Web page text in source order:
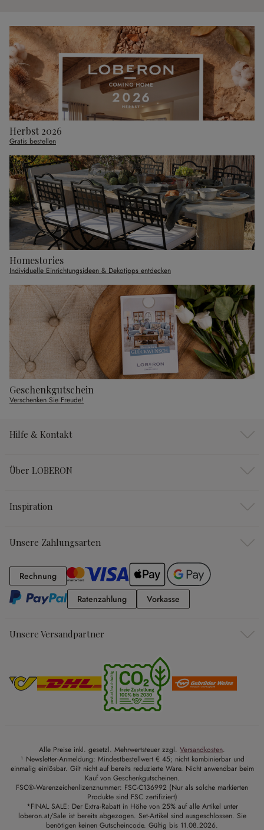
Herbst 2026
Gratis bestellen
Homestories
Individuelle Einrichtungsideen & Dekotipps entdecken
Geschenkgutschein
Verschenken Sie Freude!
Hilfe & Kontakt
Über LOBERON
Inspiration
Unsere Zahlungsarten
RechnungRechnung
RatenzahlungRatenzahlung
Vorkasse
Unsere Versandpartner
Alle Preise inkl. gesetzl. Mehrwertsteuer zzgl. Versandkosten.
¹ Newsletter-Anmeldung: Mindestbestellwert € 45; nicht kombinierbar und
einmalig einlösbar. Gilt nicht auf bereits reduzierte Ware. Nicht anwendbar beim
Kauf von Geschenkgutscheinen.
FSC®-Warenzeichenlizenznummer: FSC-C136992 (Nur als solche markierten
Produkte sind FSC zertifiziert)
*FINAL SALE: Der Extra-Rabatt in Höhe von 25% auf alle Artikel unter
loberon.at/Sale ist bereits abgezogen. Set-Artikel sind ausgeschlossen. Sie
benötigen keinen Gutscheincode. Gültig bis 11.08.2026.